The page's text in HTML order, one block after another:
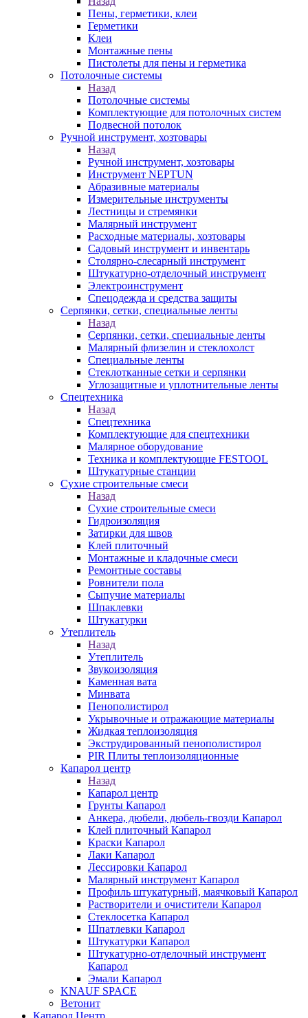
Пены, герметики, клеи
Герметики
Клеи
Монтажные пены
Пистолеты для пены и герметика
Потолочные системы
Назад
Потолочные системы
Комплектующие для потолочных систем
Подвесной потолок
Ручной инструмент, хозтовары
Назад
Ручной инструмент, хозтовары
Инструмент NEPTUN
Абразивные материалы
Измерительные инструменты
Лестницы и стремянки
Малярный инструмент
Расходные материалы, хозтовары
Садовый инструмент и инвентарь
Столярно-слесарный инструмент
Штукатурно-отделочный инструмент
Электроинструмент
Спецодежда и средства защиты
Серпянки, сетки, специальные ленты
Назад
Серпянки, сетки, специальные ленты
Малярный флизелин и стеклохолст
Специальные ленты
Стеклотканные сетки и серпянки
Углозащитные и уплотнительные ленты
Спецтехника
Назад
Спецтехника
Комплектующие для спецтехники
Малярное оборудование
Техника и комплектующие FESTOOL
Штукатурные станции
Сухие строительные смеси
Назад
Сухие строительные смеси
Гидроизоляция
Затирки для швов
Клей плиточный
Монтажные и кладочные смеси
Ремонтные составы
Ровнители пола
Сыпучие материалы
Шпаклевки
Штукатурки
Утеплитель
Назад
Утеплитель
Звукоизоляция
Каменная вата
Минвата
Пенополистирол
Укрывочные и отражающие материалы
Жидкая теплоизоляция
Экструдированный пенополистирол
PIR Плиты теплоизоляционные
Капарол центр
Назад
Капарол центр
Грунты Капарол
Анкера, дюбели, дюбель-гвозди Капарол
Клей плиточный Капарол
Краски Капарол
Лаки Капарол
Лессировки Капарол
Малярный инструмент Капарол
Профиль штукатурный, маячковый Капарол
Растворители и очистители Капарол
Cтеклосетка Капарол
Шпатлевки Капарол
Штукатурки Капарол
Штукатурно-отделочный инструмент
Капарол
Эмали Капарол
KNAUF SPACE
Ветонит
Капарол Центр